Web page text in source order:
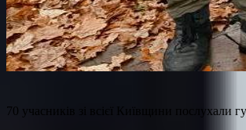
70 учасників зі всієї Київщини послухали